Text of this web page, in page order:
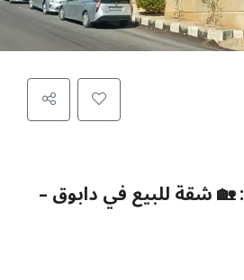
اعلان رقم 12437 : 🏡 شقة للبيع في دابوق –